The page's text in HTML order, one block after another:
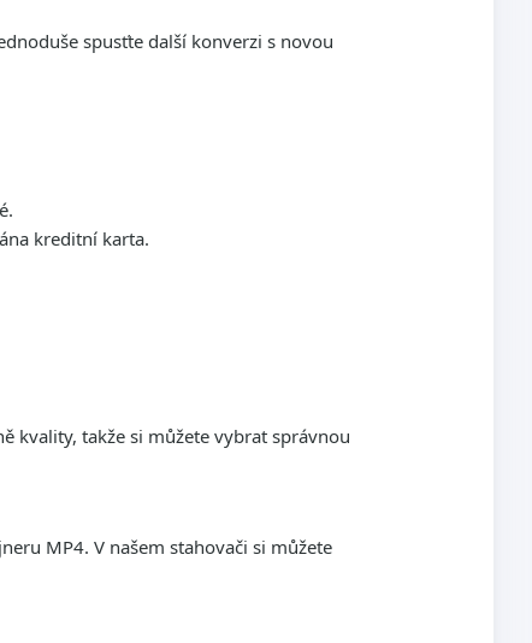
spusťte další konverzi s novou
kreditní karta.
kvality, takže si můžete vybrat správnou
MP4. V našem stahovači si můžete